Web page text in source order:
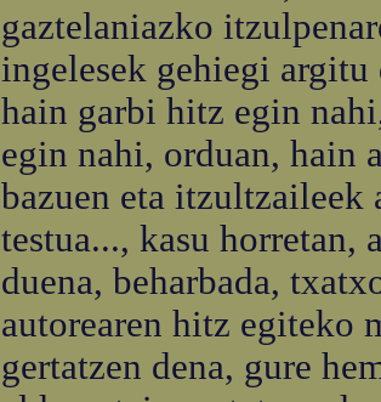
gaztelaniazko
ingelesek gehiegi argitu
hain garbi hitz egin
egin nahi, orduan, hain
bazuen eta
testua..., kasu horretan,
duena, beharbada,
autorearen hitz egiteko
gertatzen dena, gure